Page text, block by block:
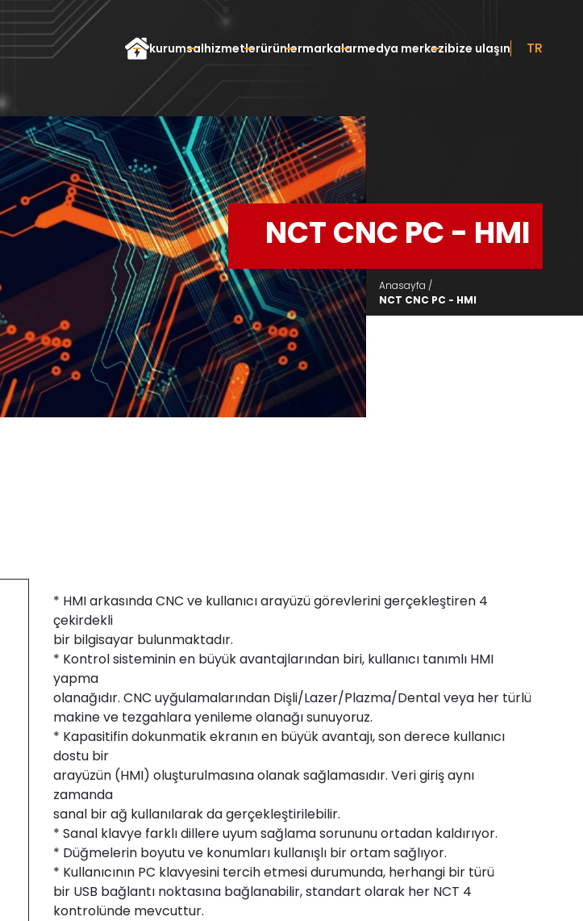
kurumsalhizmetlerürünlermarkalarmedya merkezibize ulaşın TR
NCT CNC PC - HMI
Anasayfa /
NCT CNC PC - HMI
* HMI arkasında CNC ve kullanıcı arayüzü görevlerini gerçekleştiren 4
çekirdekli
bir bilgisayar bulunmaktadır.
* Kontrol sisteminin en büyük avantajlarından biri, kullanıcı tanımlı HMI
yapma
olanağıdır. CNC uyğulamalarından Dişli/Lazer/Plazma/Dental veya her türlü
makine ve tezgahlara yenileme olanağı sunuyoruz.
* Kapasitifin dokunmatik ekranın en büyük avantajı, son derece kullanıcı
dostu bir
arayüzün (HMI) oluşturulmasına olanak sağlamasıdır. Veri giriş aynı
zamanda
sanal bir ağ kullanılarak da gerçekleştirilebilir.
* Sanal klavye farklı dillere uyum sağlama sorununu ortadan kaldırıyor.
* Düğmelerin boyutu ve konumları kullanışlı bir ortam sağlıyor.
* Kullanıcının PC klavyesini tercih etmesi durumunda, herhangi bir türü
bir USB bağlantı noktasına bağlanabilir, standart olarak her NCT 4
kontrolünde mevcuttur.